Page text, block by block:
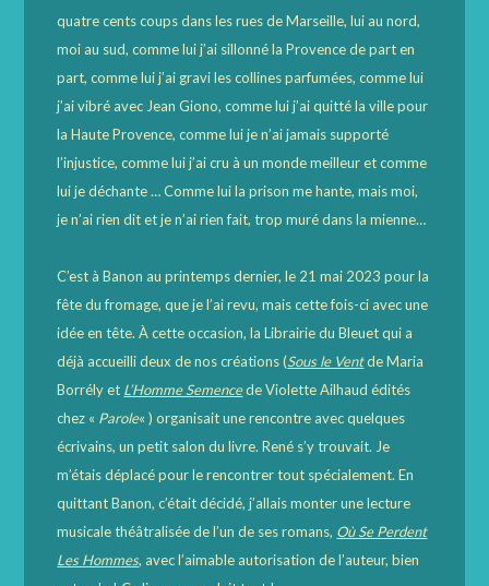
quatre cents coups dans les rues de Marseille, lui au nord,
moi au sud, comme lui j’ai sillonné la Provence de part en
part, comme lui j’ai gravi les collines parfumées, comme lui
j’ai vibré avec Jean Giono, comme lui j’ai quitté la ville pour
la Haute Provence, comme lui je n’ai jamais supporté
l’injustice, comme lui j’ai cru à un monde meilleur et comme
lui je déchante … Comme lui la prison me hante, mais moi,
je n’ai rien dit et je n’ai rien fait, trop muré dans la mienne…
C’est à Banon au printemps dernier, le 21 mai 2023 pour la
fête du fromage, que je l’ai revu, mais cette fois-ci avec une
idée en tête. À cette occasion, la Librairie du Bleuet qui a
déjà accueilli deux de nos créations (Sous le Ventde Maria
Borrély et L’Homme Semencede Violette Ailhaud édités
chez « Parole« ) organisait une rencontre avec quelques
écrivains, un petit salon du livre. René s’y trouvait. Je
m’étais déplacé pour le rencontrer tout spécialement. En
quittant Banon, c’était décidé, j’allais monter une lecture
musicale théâtralisée de l’un de ses romans, Où Se Perdent
Les Hommes, avec l’aimable autorisation de l’auteur, bien